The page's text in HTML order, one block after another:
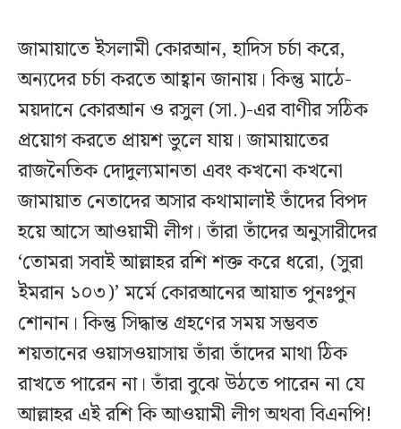
জামায়াতে ইসলামী কোরআন, হাদিস চর্চা করে,
অন্যদের চর্চা করতে আহ্বান জানায়। কিন্তু মাঠে-
ময়দানে কোরআন ও রসুল (সা.)-এর বাণীর সঠিক
প্রয়োগ করতে প্রায়শ ভুলে যায়। জামায়াতের
রাজনৈতিক দোদুল্যমানতা এবং কখনো কখনো
জামায়াত নেতাদের অসার কথামালাই তাঁদের বিপদ
হয়ে আসে আওয়ামী লীগ। তাঁরা তাঁদের অনুসারীদের
‘তোমরা সবাই আল্লাহর রশি শক্ত করে ধরো, (সুরা
ইমরান ১০৩)’ মর্মে কোরআনের আয়াত পুনঃপুন
শোনান। কিন্তু সিদ্ধান্ত গ্রহণের সময় সম্ভবত
শয়তানের ওয়াসওয়াসায় তাঁরা তাঁদের মাথা ঠিক
রাখতে পারেন না। তাঁরা বুঝে উঠতে পারেন না যে
আল্লাহর এই রশি কি আওয়ামী লীগ অথবা বিএনপি!